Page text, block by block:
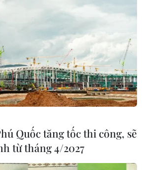
Quốc tăng tốc thi công, sẽ
từ tháng 4/2027